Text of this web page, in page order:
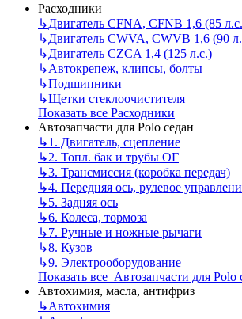
Расходники
↳Двигатель CFNA, CFNB 1,6 (85
↳Двигатель CWVA, CWVB 1,6 (90
↳Двигатель CZCA 1,4 (125 л.с.)
↳Автокрепеж, клипсы, болты
↳Подшипники
↳Щетки стеклоочистителя
Показать все Расходники
Автозапчасти для Polo седан
↳1. Двигатель, сцепление
↳2. Топл. бак и трубы ОГ
↳3. Трансмиссия (коробка передач)
↳4. Передняя ось, рулевое
↳5. Задняя ось
↳6. Колеса, тормоза
↳7. Ручные и ножные рычаги
↳8. Кузов
↳9. Электрооборудование
Показать все Автозапчасти для Polo
Автохимия, масла, антифриз
↳Автохимия